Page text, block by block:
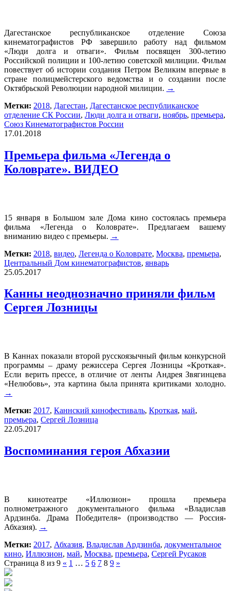
Дагестанское республиканское отделение Союза
кинематографистов РФ завершило работу над фильмом
«Люди долга и отваги». Фильм посвящен 300-летию
Российской полиции и 100-летию советской милиции. Фильм
повествует об истории создания Петром Великим впервые в
стране полицмейстерского ведомства и о создании после
Октябрьской Революции народной милиции. →
Метки: 2018, Дагестан, Дагестанское республиканское
отделение СК России, Люди долга и отваги, ноябрь, премьера,
Союз Кинематографистов России
17.01.2018
Премьера фильма «Легенда о
Коловрате». ВИДЕО
15 января в Большом зале Дома кино состоялась премьера
фильма «Легенда о Коловрате». Предлагаем вашему
вниманию видео с премьеры. →
Метки: 2018, видео, Легенда о Коловрате, Москва, премьера,
Центральный Дом кинематографистов, январь
25.05.2017
Канны неоднозначно приняли фильм
Сергея Лозницы
В Каннах показали второй русскоязычный фильм конкурсной
программы – драму режиссера Сергея Лозницы «Кроткая».
Если верить прессе, в отличие от ленты Андрея Звягинцева
«Нелюбовь», эта картина была принята критиками холодно.
→
Метки: 2017, Каннский кинофестиваль, Кроткая, май,
премьера, Сергей Лозница
22.05.2017
Воспоминания героя Абхазии
В кинотеатре «Иллюзион» прошла премьера
полнометражного документального фильма «Владислав
Ардзинба. Драма Победителя» (производство — Россия-
Абхазия). →
Метки: 2017, Абхазия, Владислав Ардзинба, документальное
кино, Иллюзион, май, Москва, премьера, Сергей Русаков
Страница 8 из 9 « 1 … 5 6 7 8 9 »